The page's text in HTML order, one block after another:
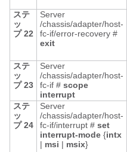
ステ
ッ
プ 22
Server
/chassis/adapter/host-
fc-if/error-recovery #
exit
ステ
ッ
プ 23
Server
/chassis/adapter/host-
fc-if # scope
interrupt
ステ
ッ
プ 24
Server
/chassis/adapter/host-
fc-if/interrupt # set
interrupt-mode {intx
| msi | msix}